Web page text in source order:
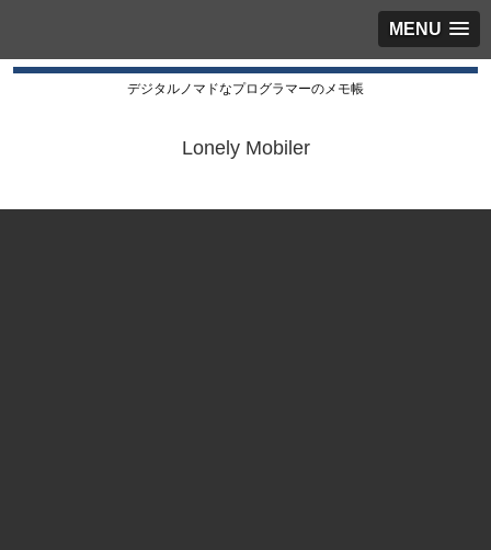
MENU
デジタルノマドなプログラマーのメモ帳
Lonely Mobiler